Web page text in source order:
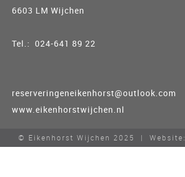
6603 LM Wijchen
Tel.: 024-641 89 22
reserveringeneikenhorst@outlook.com
www.eikenhorstwijchen.nl
© Eikenhorst Wijchen 2025 | Website: